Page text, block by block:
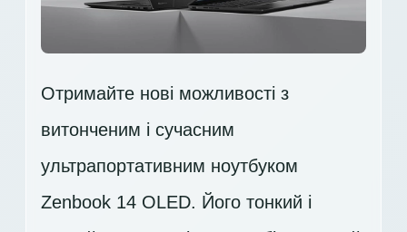
Отримайте нові можливості з
витонченим і сучасним
ультрапортативним ноутбуком
Zenbook 14 OLED. Його тонкий і